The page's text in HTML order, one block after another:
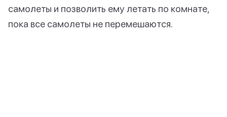
самолеты и позволить ему летать по комнате,
пока все самолеты не перемешаются.